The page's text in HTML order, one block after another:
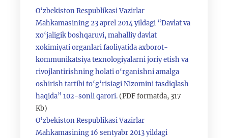
O‘zbekiston Respublikasi Vazirlar
Mahkamasining 23 aprel 2014 yildagi “Davlat va
xo‘jaligik boshqaruvi, mahalliy davlat
xokimiyati organlari faoliyatida axborot-
kommunikatsiya texnologiyalarni joriy etish va
rivojlantirishning holati o‘rganishni amalga
oshirish tartibi to‘g‘risiagi Nizomini tasdiqlash
haqida” 102-sonli qarori. (PDF formatda, 317
Kb)
O‘zbekiston Respublikasi Vazirlar
Mahkamasining 16 sentyabr 2013 yildagi